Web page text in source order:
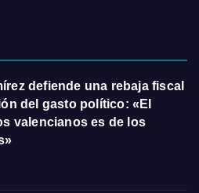
defiende una rebaja fiscal
del gasto político: «El
valencianos es de los